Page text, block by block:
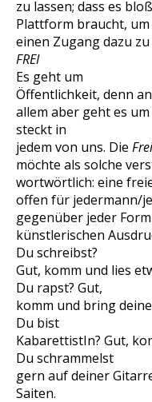
zu lassen; dass es
Plattform braucht, um
einen Zugang dazu zu
FREI
Es geht um
Öffentlichkeit, denn
allem aber geht es um
steckt in
jedem von uns. Die
möchte als solche
wortwörtlich: eine
offen für jedermann/
gegenüber jeder Form
künstlerischen
Du schreibst?
Gut, komm und lies
Du rapst? Gut,
komm und bring
Du bist
KabarettistIn? Gut,
Du schrammelst
gern auf deiner
Saiten.